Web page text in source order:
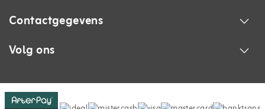
Contactgegevens
Volg ons